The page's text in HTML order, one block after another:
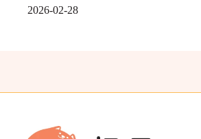
2026-02-28